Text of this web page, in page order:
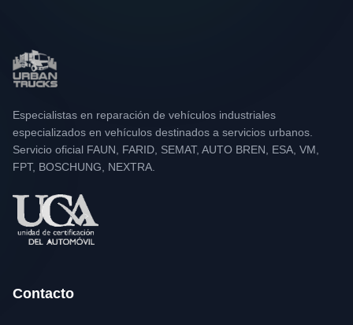
Especialistas en reparación de vehículos industriales
especializados en vehículos destinados a servicios urbanos.
Servicio oficial FAUN, FARID, SEMAT, AUTO BREN, ESA, VM,
FPT, BOSCHUNG, NEXTRA.
Contacto